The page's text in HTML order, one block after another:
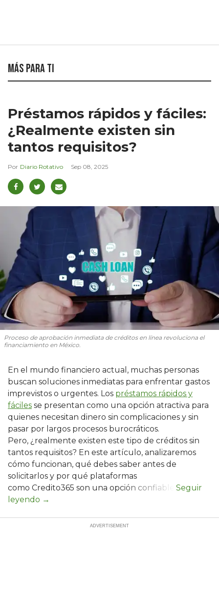
Más para ti
Préstamos rápidos y fáciles:
¿Realmente existen sin
tantos requisitos?
Diario Rotativo Sep 08, 2025
Proceso de aprobación inmediata de créditos en línea revoluciona el
financiamiento en México.
En el mundo financiero actual, muchas personas
buscan soluciones inmediatas para enfrentar gastos
imprevistos o urgentes. Los préstamos rápidos y
fáciles se presentan como una opción atractiva para
quienes necesitan dinero sin complicaciones y sin
pasar por largos procesos burocráticos.
Pero, ¿realmente existen este tipo de créditos sin
tantos requisitos? En este artículo, analizaremos
cómo funcionan, qué debes saber antes de
solicitarlos y por qué plataformas
como Credito365 son una opción confiable.